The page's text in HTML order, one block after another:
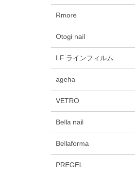
Rmore
Otogi nail
LF ラインフィルム
ageha
VETRO
Bella nail
Bellaforma
PREGEL